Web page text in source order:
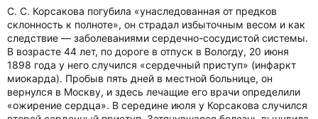
С. С. Корсакова погубила «унаследованная от предков
склонность к полноте», он страдал избыточным весом и как
следствие — заболеваниями сердечно-сосудистой системы.
В возрасте 44 лет, по дороге в отпуск в Вологду, 20 июня
1898 года у него случился «сердечный приступ» (инфаркт
миокарда). Пробыв пять дней в местной больнице, он
вернулся в Москву, и здесь лечащие его врачи определили
«ожирение сердца». В середине июля у Корсакова случился